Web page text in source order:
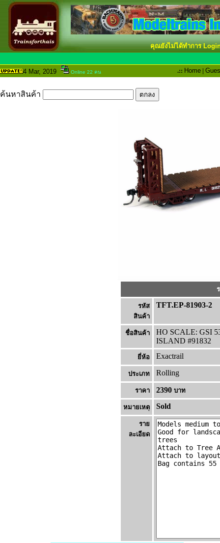
คุณยังไม่ได้ทำการ
4 Mar, 2019 Online 22 คน .:: Home |
ค้นหาสินค้า
รหัส
สินค้า
TFT.EP-81903-2
ชื่อสินค้า
HO SCALE: GSI
ISLAND #91832
ยี่ห้อ Exactrail
ประเภท Rolling
ราคา 2390 บาท
หมายเหต Sold
ราย
ละเอียด